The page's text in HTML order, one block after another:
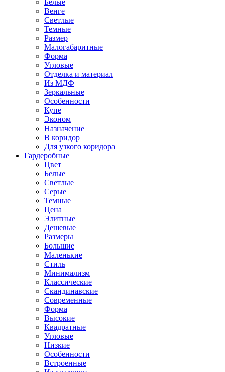
Белые
Венге
Светлые
Темные
Размер
Малогабаритные
Форма
Угловые
Отделка и материал
Из МДФ
Зеркальные
Особенности
Купе
Эконом
Назначение
В коридор
Для узкого коридора
Гардеробные
Цвет
Белые
Светлые
Серые
Темные
Цена
Элитные
Дешевые
Размеры
Большие
Маленькие
Стиль
Минимализм
Классические
Скандинавские
Современные
Форма
Высокие
Квадратные
Угловые
Низкие
Особенности
Встроенные